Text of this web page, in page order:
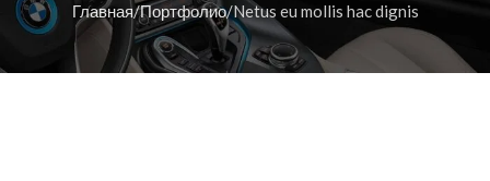
Главная Портфолио Netus eu mollis hac dignis